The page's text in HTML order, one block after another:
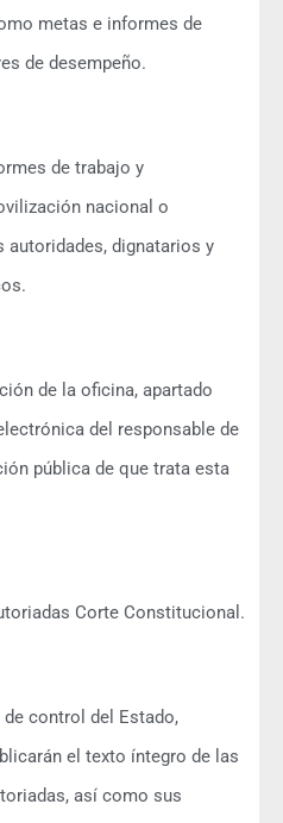
metas e informes de
de desempeño.
de trabajo y
nacional o
autoridades, dignatarios y
de la oficina, apartado
del responsable de
pública de que trata esta
Corte Constitucional.
control del Estado,
el texto íntegro de las
así como sus